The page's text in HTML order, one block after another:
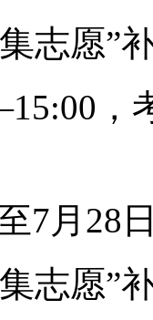
志愿”
，
7月28
志愿”